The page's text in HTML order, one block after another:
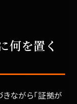
何を置く
ながら「証拠が